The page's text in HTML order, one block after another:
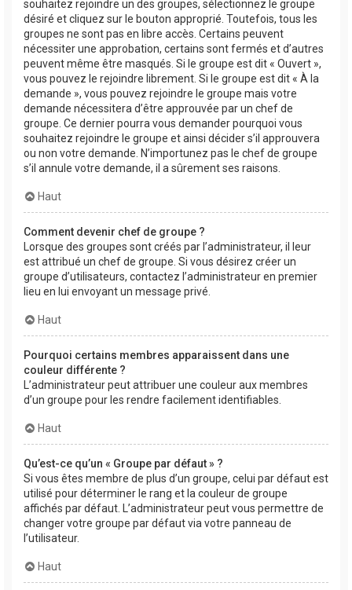
souhaitez rejoindre un des groupes, sélectionnez le groupe
désiré et cliquez sur le bouton approprié. Toutefois, tous les
groupes ne sont pas en libre accès. Certains peuvent
nécessiter une approbation, certains sont fermés et d’autres
peuvent même être masqués. Si le groupe est dit « Ouvert »,
vous pouvez le rejoindre librement. Si le groupe est dit « À la
demande », vous pouvez rejoindre le groupe mais votre
demande nécessitera d’être approuvée par un chef de
groupe. Ce dernier pourra vous demander pourquoi vous
souhaitez rejoindre le groupe et ainsi décider s’il approuvera
ou non votre demande. N’importunez pas le chef de groupe
s’il annule votre demande, il a sûrement ses raisons.
Haut
Comment devenir chef de groupe ?
Lorsque des groupes sont créés par l’administrateur, il leur
est attribué un chef de groupe. Si vous désirez créer un
groupe d’utilisateurs, contactez l’administrateur en premier
lieu en lui envoyant un message privé.
Haut
Pourquoi certains membres apparaissent dans une
couleur différente ?
L’administrateur peut attribuer une couleur aux membres
d’un groupe pour les rendre facilement identifiables.
Haut
Qu’est-ce qu’un « Groupe par défaut » ?
Si vous êtes membre de plus d’un groupe, celui par défaut est
utilisé pour déterminer le rang et la couleur de groupe
affichés par défaut. L’administrateur peut vous permettre de
changer votre groupe par défaut via votre panneau de
l’utilisateur.
Haut